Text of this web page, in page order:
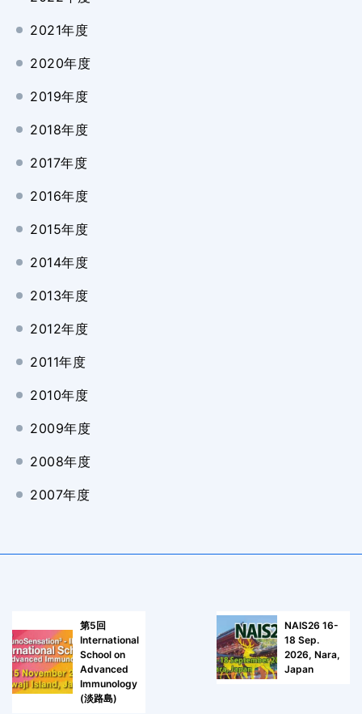
2021年度
2020年度
2019年度
2018年度
2017年度
2016年度
2015年度
2014年度
2013年度
2012年度
2011年度
2010年度
2009年度
2008年度
2007年度
第5回
International
School on
Advanced
Immunology
(淡路島)
NAIS26 16-
18 Sep.
2026, Nara,
Japan